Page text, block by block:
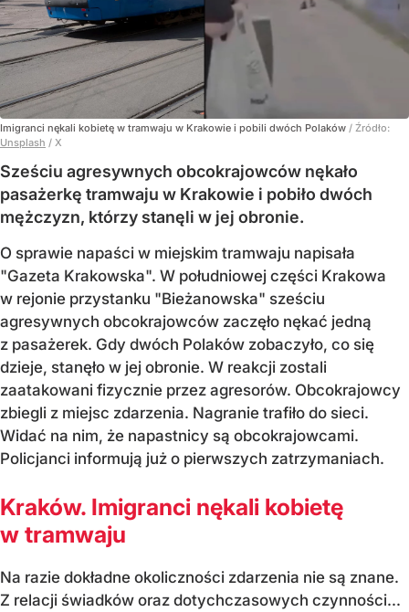
Imigranci nękali kobietę w tramwaju w Krakowie i pobili dwóch Polaków / Źródło:
Unsplash / X
Sześciu agresywnych obcokrajowców nękało
pasażerkę tramwaju w Krakowie i pobiło dwóch
mężczyzn, którzy stanęli w jej obronie.
O sprawie napaści w miejskim tramwaju napisała
"Gazeta Krakowska". W południowej części Krakowa
w rejonie przystanku "Bieżanowska" sześciu
agresywnych obcokrajowców zaczęło nękać jedną
z pasażerek. Gdy dwóch Polaków zobaczyło, co się
dzieje, stanęło w jej obronie. W reakcji zostali
zaatakowani fizycznie przez agresorów. Obcokrajowcy
zbiegli z miejsc zdarzenia. Nagranie trafiło do sieci.
Widać na nim, że napastnicy są obcokrajowcami.
Policjanci informują już o pierwszych zatrzymaniach.
Kraków. Imigranci nękali kobietę
w tramwaju
Na razie dokładne okoliczności zdarzenia nie są znane.
Z relacji świadków oraz dotychczasowych czynności...